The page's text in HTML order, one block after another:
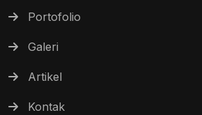
Portofolio
Galeri
Artikel
Kontak